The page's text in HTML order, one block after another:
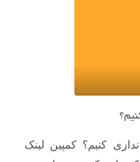
کنیم؟ کمپین لینک